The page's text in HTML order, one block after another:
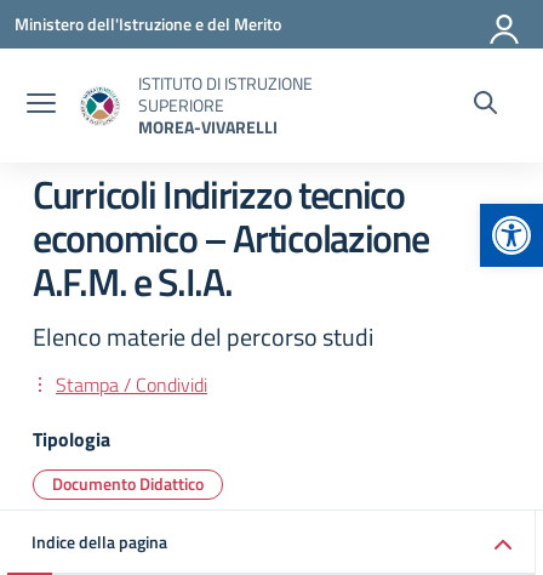
Vai ai contenuti
Vai al menu di navigazione
Vai al footer
Ministero dell'Istruzione e del Merito
ISTITUTO DI ISTRUZIONE
SUPERIORE
MOREA-VIVARELLI
Curricoli Indirizzo tecnico
economico – Articolazione
A.F.M. e S.I.A.
Elenco materie del percorso studi
Stampa / Condividi
Tipologia
Documento Didattico
Indice della pagina